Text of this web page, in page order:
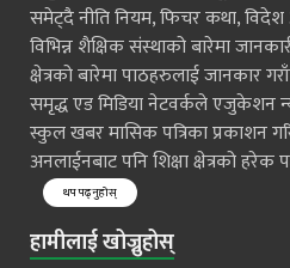
समेट्दै नीति नियम, फिचर कथा, विदेश
विभिन्न शैक्षिक संस्थाको बारेमा
क्षेत्रको बारेमा पाठहरुलाई जानकार
समृद्ध एड मिडिया नेटवर्कले एजुकेशन
स्कुल खबर मासिक पत्रिका
अनलाईनबाट पनि शिक्षा क्षेत्रको
थप पढ्नुहोस्
हामीलाई खोज्नुहोस्